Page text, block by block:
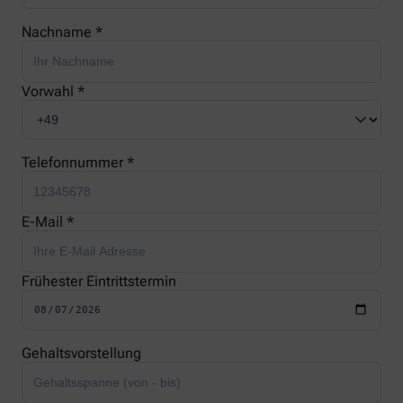
Nachname *
Vorwahl *
Telefonnummer *
E-Mail *
Frühester Eintrittstermin
Gehaltsvorstellung